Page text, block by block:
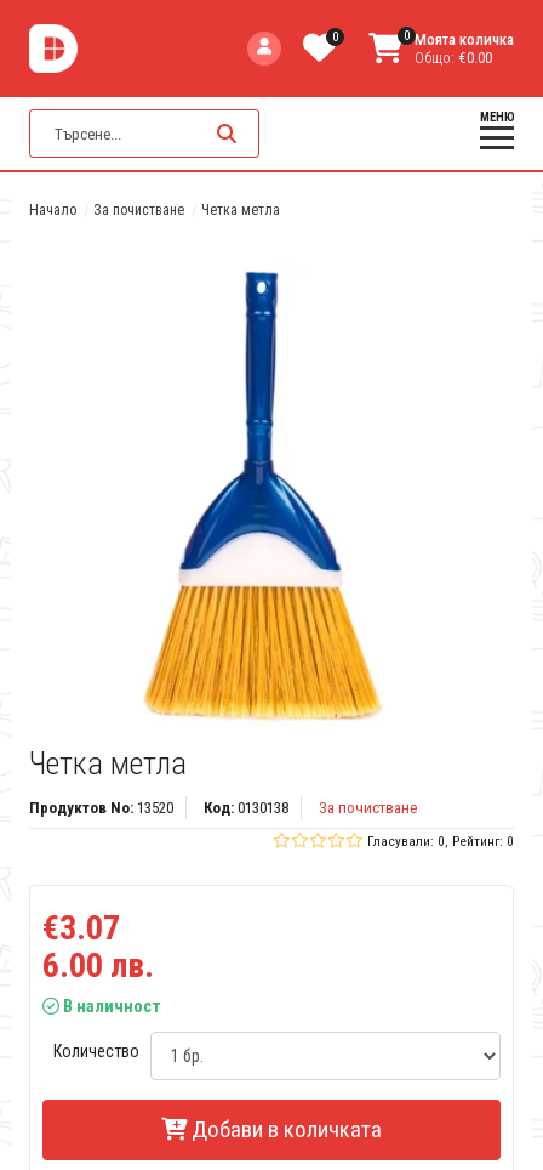
0 0 Моята количка
Общо: €0.00
МЕНЮ
Начало За почистване Четка метла
Четка метла
Продуктов No:13520 Код:0130138 За почистване
Гласували: 0, Рейтинг: 0
€3.07
6.00 лв.
В наличност
Количество
Добави в количката